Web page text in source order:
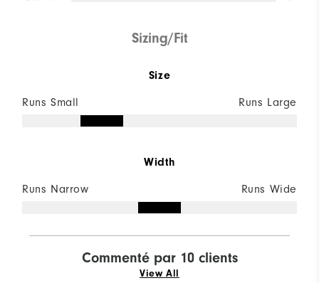
Sizing/Fit
Size
Runs Small Runs Large
Width
Runs Narrow Runs Wide
Commenté par 10 clients
View All